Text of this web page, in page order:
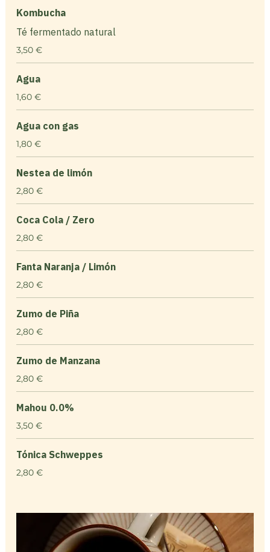
Kombucha
Té fermentado natural
3,50 €
Agua
1,60 €
Agua con gas
1,80 €
Nestea de limón
2,80 €
Coca Cola / Zero
2,80 €
Fanta Naranja / Limón
2,80 €
Zumo de Piña
2,80 €
Zumo de Manzana
2,80 €
Mahou 0.0%
3,50 €
Tónica Schweppes
2,80 €